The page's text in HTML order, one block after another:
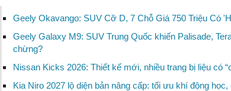
Geely Okavango: SUV Cỡ D, 7 Chỗ Giá 750 Triệu Có
Geely Galaxy M9: SUV Trung Quốc khiến Palisade,
chừng?
Nissan Kicks 2026: Thiết kế mới, nhiều trang bị liệu có
Kia Niro 2027 lộ diện bản nâng cấp: tối ưu khí động